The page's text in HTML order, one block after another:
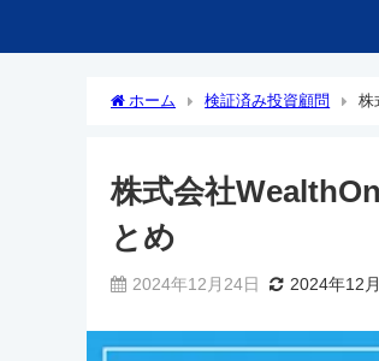
ホーム 検証済み投資顧問 株
株式会社
とめ
2024年12月24日 2024年12